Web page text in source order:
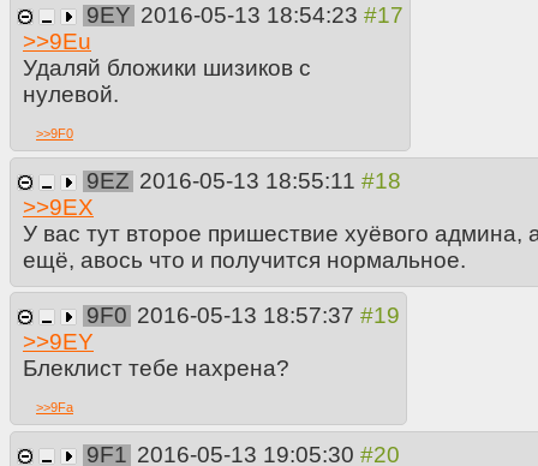
9EY 2016-05-13 18:54:23
>>9Eu
Удаляй бложики шизиков с
нулевой.
>>9F0
9EZ 2016-05-13 18:55:11
>>9EX
У вас тут второе пришествие хуёвого админа,
ещё, авось что и получится нормальное.
9F0 2016-05-13 18:57:37
>>9EY
Блеклист тебе нахрена?
>>9Fa
9F1 2016-05-13 19:05:30